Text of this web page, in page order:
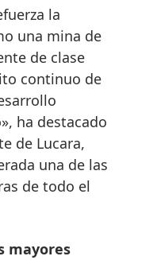
la
una mina de
de clase
continuo de
ha destacado
de Lucara,
una de las
de todo el
mayores